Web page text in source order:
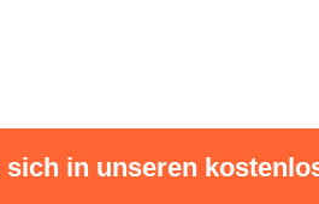
in unseren